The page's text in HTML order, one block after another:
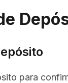
para